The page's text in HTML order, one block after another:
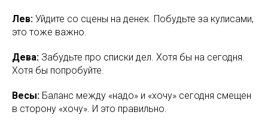
Лев: Уйдите со сцены на денек. Побудьте за кулисами,
это тоже важно.
Дева: Забудьте про списки дел. Хотя бы на сегодня.
Хотя бы попробуйте.
Весы: Баланс между «надо» и «хочу» сегодня смещен
в сторону «хочу». И это правильно.